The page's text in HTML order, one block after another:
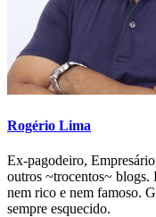
Rogério Lima
Ex-pagodeiro,
outros ~trocentos~ blogs.
nem rico e nem famoso.
sempre esquecido.